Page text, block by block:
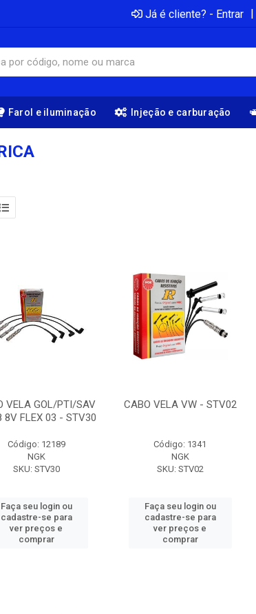
Já é cliente? - Entrar |
Farol e iluminação Injeção e carburação
VELA GOL/PTI/SAV
8V FLEX 03 - STV30
Código: 12189
NGK
SKU: STV30
Faça seu login ou
cadastre-se para
ver preços e
comprar
CABO VELA VW - STV02
Código: 1341
NGK
SKU: STV02
Faça seu login ou
cadastre-se para
ver preços e
comprar